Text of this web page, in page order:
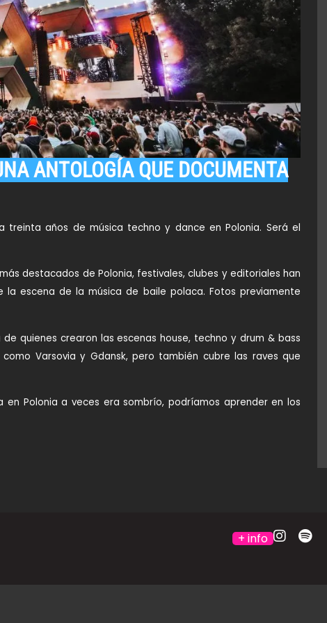
ANTOLOGÍA QUE DOCUMENTA
años de música techno y dance en Polonia. Será el
destacados de Polonia, festivales, clubes y editoriales han
escena de la música de baile polaca. Fotos previamente
quienes crearon las escenas house, techno y drum & bass
Varsovia y Gdansk, pero también cubre las raves que
Polonia a veces era sombrío, podríamos aprender en los
+ info